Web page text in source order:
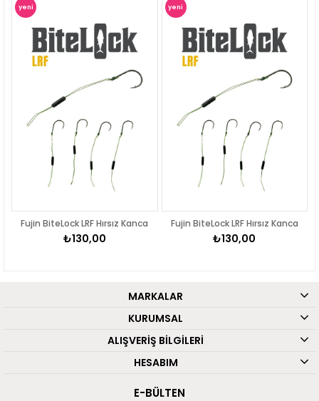
Fujin BiteLock LRF Hırsız Kanca
₺130,00
yeni
ürün
Fujin BiteLock LRF Hırsız Kanca
₺130,00
yeni
ürün
MARKALAR
KURUMSAL
ALIŞVERİŞ BİLGİLERİ
HESABIM
E-BÜLTEN